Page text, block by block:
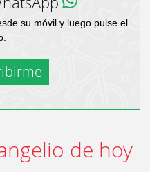
su móvil y luego pulse el
de hoy